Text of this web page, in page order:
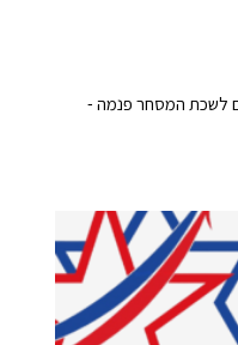
לשכת המסחר פנמה -